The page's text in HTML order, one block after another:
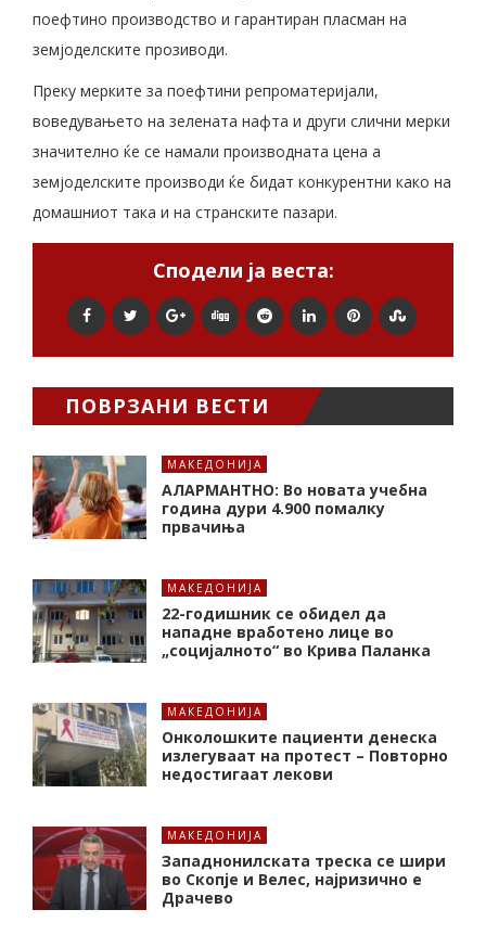
поефтино производство и гарантиран пласман на
земјоделските прозиводи.
Преку мерките за поефтини репроматеријали,
воведувањето на зелената нафта и други слични мерки
значително ќе се намали производната цена а
земјоделските производи ќе бидат конкурентни како на
домашниот така и на странските пазари.
Сподели ја веста:
ПОВРЗАНИ ВЕСТИ
МАКЕДОНИЈА
АЛАРМАНТНО: Во новата учебна
година дури 4.900 помалку
првачиња
МАКЕДОНИЈА
22-годишник се обидел да
нападне вработено лице во
„социјалното“ во Крива Паланка
МАКЕДОНИЈА
Онколошките пациенти денеска
излегуваат на протест – Повторно
недостигаат лекови
МАКЕДОНИЈА
Западнонилската треска се шири
во Скопје и Велес, најризично е
Драчево